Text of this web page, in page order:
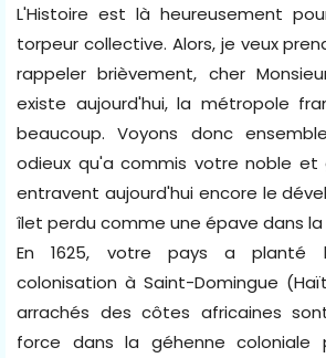
L'Histoire est là heureusement
torpeur collective. Alors, je veux
rappeler brièvement, cher
existe aujourd'hui, la métropole
beaucoup. Voyons donc
odieux qu'a commis votre noble
entravent aujourd'hui encore le
îlet perdu comme une épave dans
En 1625, votre pays a planté
colonisation à Saint-Domingue
arrachés des côtes africaines
force dans la géhenne coloniale